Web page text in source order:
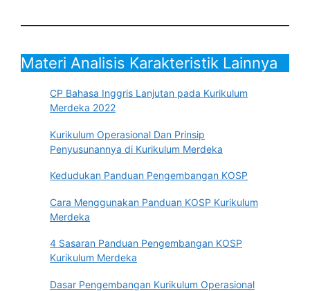
Materi Analisis Karakteristik Lainnya
CP Bahasa Inggris Lanjutan pada Kurikulum
Merdeka 2022
Kurikulum Operasional Dan Prinsip
Penyusunannya di Kurikulum Merdeka
Kedudukan Panduan Pengembangan KOSP
Cara Menggunakan Panduan KOSP Kurikulum
Merdeka
4 Sasaran Panduan Pengembangan KOSP
Kurikulum Merdeka
Dasar Pengembangan Kurikulum Operasional